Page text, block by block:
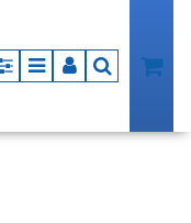
PanelMenuPanelSzukaj